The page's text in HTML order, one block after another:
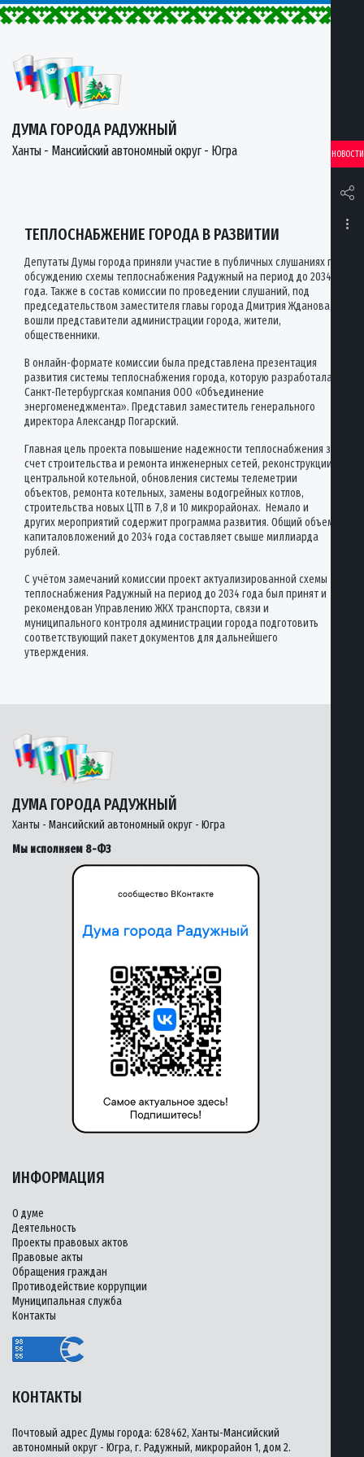
ДУМА ГОРОДА РАДУЖНЫЙ
Ханты - Мансийский автономный округ - Югра НОВОСТИ
ТЕПЛОСНАБЖЕНИЕ ГОРОДА В РАЗВИТИИ
Депутаты Думы города приняли участие в публичных слушаниях по
обсуждению схемы теплоснабжения Радужный на период до 2034
года. Также в состав комиссии по проведении слушаний, под
председательством заместителя главы города Дмитрия Жданова,
вошли представители администрации города, жители,
общественники.
В онлайн-формате комиссии была представлена презентация
развития системы теплоснабжения города, которую разработала
Санкт-Петербургская компания ООО «Объединение
энергоменеджмента». Представил заместитель генерального
директора Александр Погарский.
Главная цель проекта повышение надежности теплоснабжения за
счет строительства и ремонта инженерных сетей, реконструкции
центральной котельной, обновления системы телеметрии
объектов, ремонта котельных, замены водогрейных котлов,
строительства новых ЦТП в 7,8 и 10 микрорайонах. Немало и
других мероприятий содержит программа развития. Общий объем
капиталовложений до 2034 года составляет свыше миллиарда
рублей.
С учётом замечаний комиссии проект актуализированной схемы
теплоснабжения Радужный на период до 2034 года был принят и
рекомендован Управлению ЖКХ транспорта, связи и
муниципального контроля администрации города подготовить
соответствующий пакет документов для дальнейшего
утверждения.
ДУМА ГОРОДА РАДУЖНЫЙ
Ханты - Мансийский автономный округ - Югра
Мы исполняем 8-ФЗ
КОНТАКТЫ
Почтовый адрес Думы города: 628462, Ханты-Мансийский
автономный округ - Югра, г. Радужный, микрорайон 1, дом 2.
ИНФОРМАЦИЯ
О думе
Деятельность
Проекты правовых актов
Правовые акты
Обращения граждан
Противодействие коррупции
Муниципальная служба
Контакты